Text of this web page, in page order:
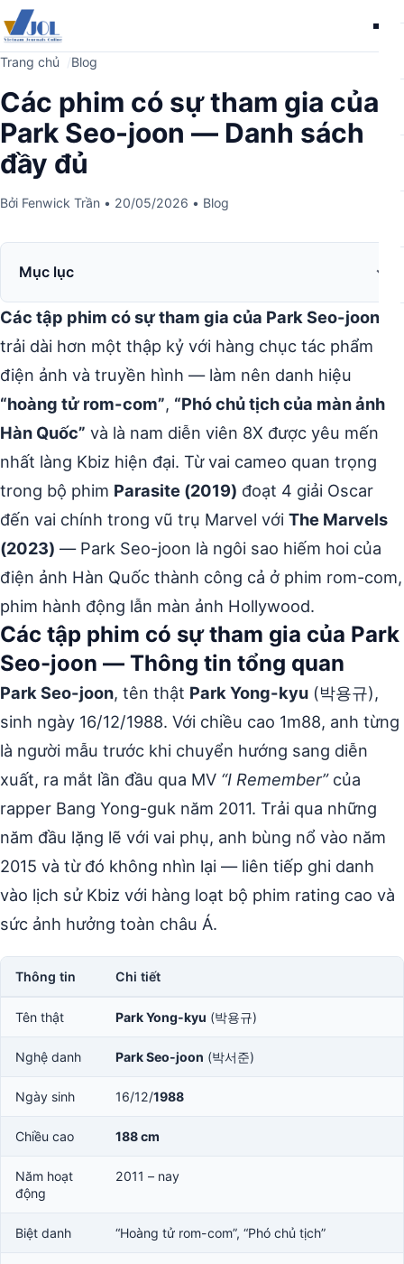
Trang chủ Blog
Các phim có sự tham gia của
Park Seo-joon — Danh sách
đầy đủ
Bởi Fenwick Trần • 20/05/2026 • Blog
Mục lục
Các tập phim có sự tham gia của Park Seo-joon
trải dài hơn một thập kỷ với hàng chục tác phẩm
điện ảnh và truyền hình — làm nên danh hiệu
“hoàng tử rom-com”, “Phó chủ tịch của màn ảnh
Hàn Quốc” và là nam diễn viên 8X được yêu mến
nhất làng Kbiz hiện đại. Từ vai cameo quan trọng
trong bộ phim Parasite (2019) đoạt 4 giải Oscar
đến vai chính trong vũ trụ Marvel với The Marvels
(2023) — Park Seo-joon là ngôi sao hiếm hoi của
điện ảnh Hàn Quốc thành công cả ở phim rom-com,
phim hành động lẫn màn ảnh Hollywood.
Các tập phim có sự tham gia của Park
Seo-joon — Thông tin tổng quan
Park Seo-joon, tên thật Park Yong-kyu (박용규),
sinh ngày 16/12/1988. Với chiều cao 1m88, anh từng
là người mẫu trước khi chuyển hướng sang diễn
xuất, ra mắt lần đầu qua MV “I Remember”của
rapper Bang Yong-guk năm 2011. Trải qua những
năm đầu lặng lẽ với vai phụ, anh bùng nổ vào năm
2015 và từ đó không nhìn lại — liên tiếp ghi danh
vào lịch sử Kbiz với hàng loạt bộ phim rating cao và
sức ảnh hưởng toàn châu Á.
Thông tin Chi tiết
Tên thật Park Yong-kyu (박용규)
Nghệ danh Park Seo-joon (박서준)
Ngày sinh 16/12/1988
Chiều cao 188 cm
Năm hoạt
động
2011 – nay
Biệt danh “Hoàng tử rom-com”, “Phó chủ tịch”